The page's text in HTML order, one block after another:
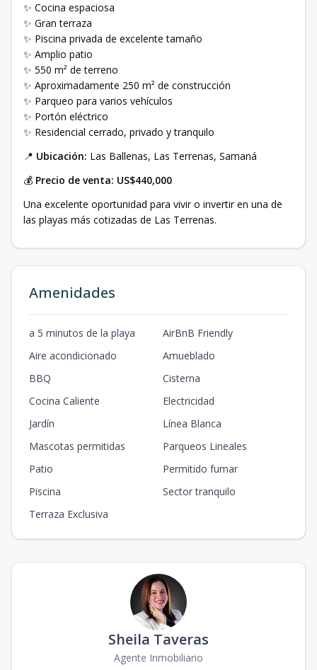
✨ Cocina espaciosa
✨ Gran terraza
✨ Piscina privada de excelente tamaño
✨ Amplio patio
✨ 550 m² de terreno
✨ Aproximadamente 250 m² de construcción
✨ Parqueo para varios vehículos
✨ Portón eléctrico
✨ Residencial cerrado, privado y tranquilo
📍 Ubicación: Las Ballenas, Las Terrenas, Samaná
💰 Precio de venta: US$440,000
Una excelente oportunidad para vivir o invertir en una de
las playas más cotizadas de Las Terrenas.
Amenidades
a 5 minutos de la playa
AirBnB Friendly
Aire acondicionado
Amueblado
BBQ
Cisterna
Cocina Caliente
Electricidad
Jardín
Línea Blanca
Mascotas permitidas
Parqueos Lineales
Patio
Permitido fumar
Piscina
Sector tranquilo
Terraza Exclusiva
Sheila Taveras
Agente Inmobiliario